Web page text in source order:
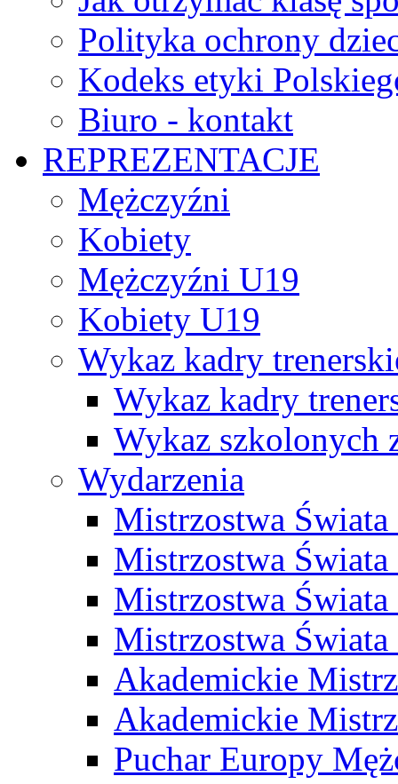
Polityka ochrony
Kodeks etyki
Biuro - kontakt
REPREZENTACJE
Mężczyźni
Kobiety
Mężczyźni U19
Kobiety U19
Wykaz kadry
Wykaz kadry
Wykaz szkolonych
Wydarzenia
Mistrzostwa
Mistrzostwa
Mistrzostwa
Mistrzostwa
Akademickie
Akademickie
Puchar Europy